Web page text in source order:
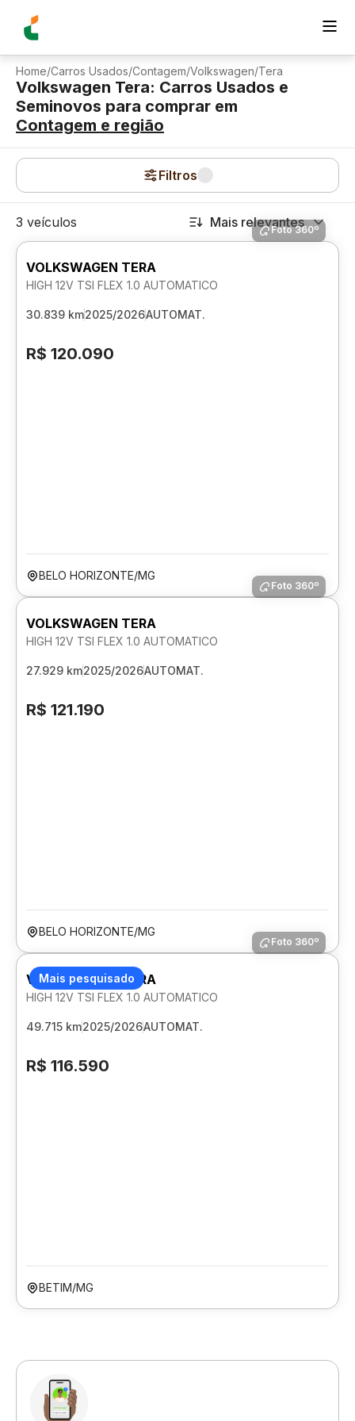
Home/Carros Usados/Contagem/Volkswagen/Tera
Volkswagen Tera: Carros Usados e
Seminovos para comprar em
Contagem e região
Filtros
3 veículos Mais relevantes
Foto 360º
VOLKSWAGEN TERA
HIGH 12V TSI FLEX 1.0 AUTOMATICO
30.839 km2025/2026AUTOMAT.
R$ 120.090
BELO HORIZONTE/MG
Foto 360º
VOLKSWAGEN TERA
HIGH 12V TSI FLEX 1.0 AUTOMATICO
27.929 km2025/2026AUTOMAT.
R$ 121.190
BELO HORIZONTE/MG
Mais pesquisado
Foto 360º
VOLKSWAGEN TERA
HIGH 12V TSI FLEX 1.0 AUTOMATICO
49.715 km2025/2026AUTOMAT.
R$ 116.590
BETIM/MG